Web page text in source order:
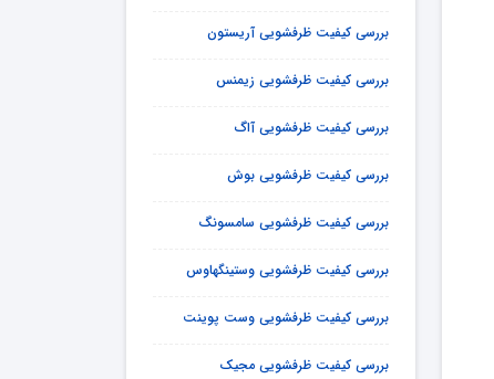
بررسی کیفیت ظرفشویی آریستون
بررسی کیفیت ظرفشویی زیمنس
بررسی کیفیت ظرفشویی آاگ
بررسی کیفیت ظرفشویی بوش
بررسی کیفیت ظرفشویی سامسونگ
بررسی کیفیت ظرفشویی وستینگهاوس
بررسی کیفیت ظرفشویی وست پوینت
بررسی کیفیت ظرفشویی مجیک